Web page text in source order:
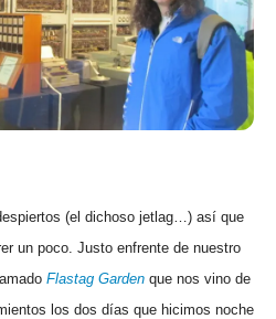
(el dichoso jetlag…) así que
un poco. Justo enfrente de nuestro
Flastag Garden que nos vino de
los dos días que hicimos noche